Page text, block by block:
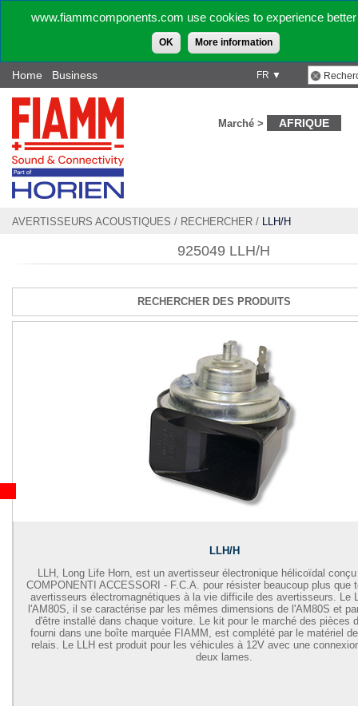
www.fiammcomponents.com use cookies to experience
OK More information
FR ▼
Home Business
Marché > AFRIQUE
AVERTISSEURS ACOUSTIQUES / RECHERCHER / LLH/H
925049 LLH/H
RECHERCHER DES PRODUITS
LLH/H
LLH, Long Life Horn, est un avertisseur électronique hélicoïdal
COMPONENTI ACCESSORI - F.C.A.
pour résister beaucoup plus que
avertisseurs électromagnétiques à la vie difficile des avertisseurs. Le
l'AM80S, il se caractérise par les mêmes dimensions de l'AM80S et
d'être installé dans chaque voiture. Le kit pour le marché des pièces
fourni dans une boîte marquée FIAMM, est complété par le matériel
relais. Le LLH est produit pour les véhicules à 12V avec une
deux lames.